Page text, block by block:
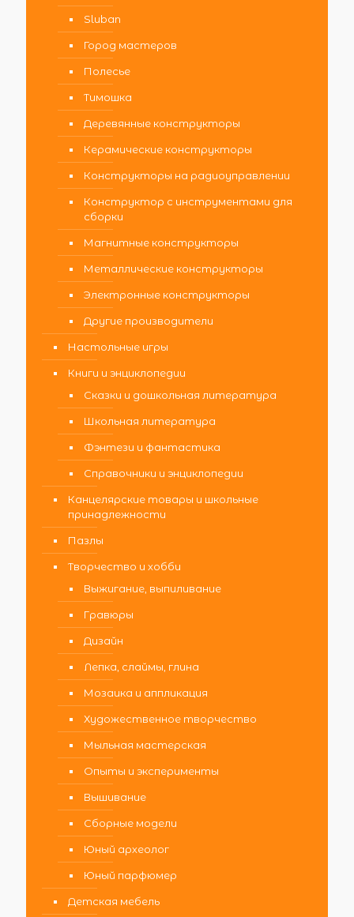
Sluban
Город мастеров
Полесье
Тимошка
Деревянные конструкторы
Керамические конструкторы
Конструкторы на радиоуправлении
Конструктор с инструментами для
сборки
Магнитные конструкторы
Металлические конструкторы
Электронные конструкторы
Другие производители
Настольные игры
Книги и энциклопедии
Сказки и дошкольная литература
Школьная литература
Фэнтези и фантастика
Справочники и энциклопедии
Канцелярские товары и школьные
принадлежности
Пазлы
Творчество и хобби
Выжигание, выпиливание
Гравюры
Дизайн
Лепка, слаймы, глина
Мозаика и аппликация
Художественное творчество
Мыльная мастерская
Опыты и эксперименты
Вышивание
Сборные модели
Юный археолог
Юный парфюмер
Детская мебель